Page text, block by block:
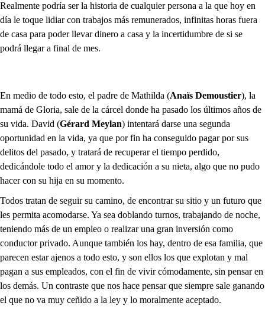
Realmente podría ser la historia de cualquier persona a la que hoy en
día le toque lidiar con trabajos más remunerados, infinitas horas fuera
de casa para poder llevar dinero a casa y la incertidumbre de si se
podrá llegar a final de mes.
En medio de todo esto, el padre de Mathilda (Anaïs Demoustier), la
mamá de Gloria, sale de la cárcel donde ha pasado los últimos años de
su vida. David (Gérard Meylan) intentará darse una segunda
oportunidad en la vida, ya que por fin ha conseguido pagar por sus
delitos del pasado, y tratará de recuperar el tiempo perdido,
dedicándole todo el amor y la dedicación a su nieta, algo que no pudo
hacer con su hija en su momento.
Todos tratan de seguir su camino, de encontrar su sitio y un futuro que
les permita acomodarse. Ya sea doblando turnos, trabajando de noche,
teniendo más de un empleo o realizar una gran inversión como
conductor privado. Aunque también los hay, dentro de esa familia, que
parecen estar ajenos a todo esto, y son ellos los que explotan y mal
pagan a sus empleados, con el fin de vivir cómodamente, sin pensar en
los demás. Un contraste que nos hace pensar que siempre sale ganando
el que no va muy ceñido a la ley y lo moralmente aceptado.